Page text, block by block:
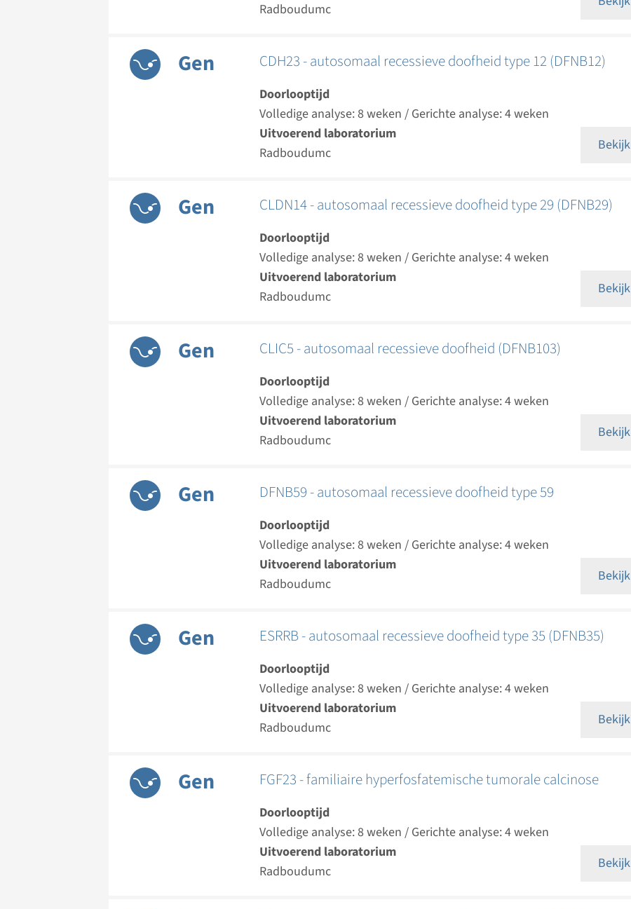
Radboudumc
Gen CDH23 - autosomaal recessieve doofheid type 12 (DFNB12)
Doorlooptijd
Volledige analyse: 8 weken / Gerichte analyse: 4 weken
Uitvoerend laboratorium
Radboudumc
Bekijk
Gen CLDN14 - autosomaal recessieve doofheid type 29 (DFNB29)
Doorlooptijd
Volledige analyse: 8 weken / Gerichte analyse: 4 weken
Uitvoerend laboratorium
Radboudumc
Bekijk
Gen CLIC5 - autosomaal recessieve doofheid (DFNB103)
Doorlooptijd
Volledige analyse: 8 weken / Gerichte analyse: 4 weken
Uitvoerend laboratorium
Radboudumc
Bekijk
Gen DFNB59 - autosomaal recessieve doofheid type 59
Doorlooptijd
Volledige analyse: 8 weken / Gerichte analyse: 4 weken
Uitvoerend laboratorium
Radboudumc
Bekijk
Gen ESRRB - autosomaal recessieve doofheid type 35 (DFNB35)
Doorlooptijd
Volledige analyse: 8 weken / Gerichte analyse: 4 weken
Uitvoerend laboratorium
Radboudumc
Bekijk
Gen FGF23 - familiaire hyperfosfatemische tumorale calcinose
Doorlooptijd
Volledige analyse: 8 weken / Gerichte analyse: 4 weken
Uitvoerend laboratorium
Radboudumc
Bekijk